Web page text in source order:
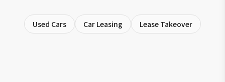
Used Cars Car Leasing Lease Takeover